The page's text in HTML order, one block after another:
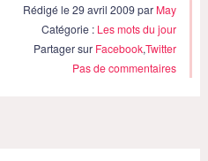
Rédigé le 29 avril 2009 par May
Catégorie : Les mots du jour
Partager sur Facebook,Twitter
Pas de commentaires